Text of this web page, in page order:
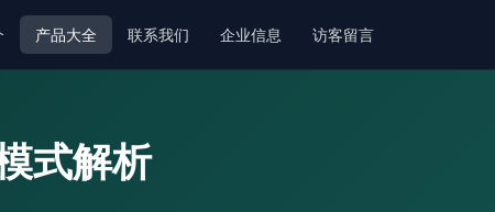
产品大全 联系我们 企业信息 访客留言
式解析